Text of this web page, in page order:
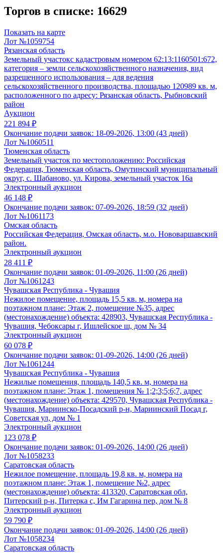
Торгов в списке: 16629
Показать на карте
Лот №1059754
Рязанская область
Земельный участокс кадастровым номером 62:13:1160501:672,
категория – земли сельскохозяйственного назначения, вид
разрешенного использования – для ведения
сельскохозяйственного производства, площадью 120989 кв. м,
расположенного по адресу: Рязанская область, Рыбновский
район
Аукцион
221 894 ₽
Окончание подачи заявок: 18-09-2026, 13:00 (43 дней)
Лот №1060511
Тюменская область
Земельный участок по местоположению: Российская
Федерация, Тюменская область, Омутинский муниципальный
округ, с. Шабаново, ул. Кирова, земельный участок 16а
Электронный аукцион
46 148 ₽
Окончание подачи заявок: 07-09-2026, 18:59 (32 дней)
Лот №1061173
Омская область
Российская Федерация, Омская область, м.о. Нововаршавский
район.
Электронный аукцион
28 411 ₽
Окончание подачи заявок: 01-09-2026, 11:00 (26 дней)
Лот №1061243
Чувашская Республика - Чувашия
Нежилое помещение, площадь 15,5 кв. м, номера на
поэтажном плане: Этаж 2, помещение №35, адрес
(местонахождение) объекта: 428903, Чувашская Республика -
Чувашия, Чебоксары г, Ишлейское ш, дом № 34
Электронный аукцион
60 078 ₽
Окончание подачи заявок: 01-09-2026, 14:00 (26 дней)
Лот №1061244
Чувашская Республика - Чувашия
Нежилые помещения, площадь 140,5 кв. м, номера на
поэтажном плане: Этаж 1, помещения № 1;2;3;5;6;7, адрес
(местонахождение) объекта: 429570, Чувашская Республика -
Чувашия, Мариинско-Посадский р-н, Мариинский Посад г,
Советская ул, дом № 1
Электронный аукцион
123 078 ₽
Окончание подачи заявок: 01-09-2026, 14:00 (26 дней)
Лот №1058233
Саратовская область
Нежилое помещение, площадь 19,8 кв. м, номера на
поэтажном плане: Этаж 1, помещение №2, адрес
(местонахождение) объекта: 413320, Саратовская обл,
Питерский р-н, Питерка с, Им Гагарина пер, дом № 8
Электронный аукцион
59 790 ₽
Окончание подачи заявок: 01-09-2026, 14:00 (26 дней)
Лот №1058234
Саратовская область